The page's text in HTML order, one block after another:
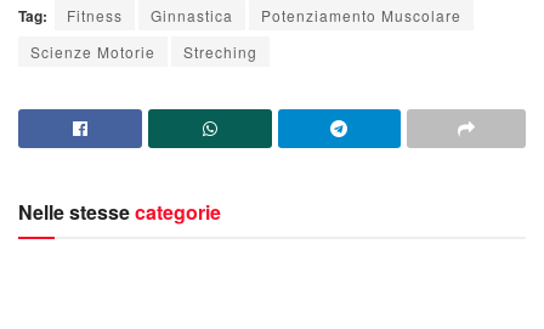
Tag: Fitness Ginnastica
Potenziamento Muscolare
Scienze Motorie
Streching
Nelle stessecategorie